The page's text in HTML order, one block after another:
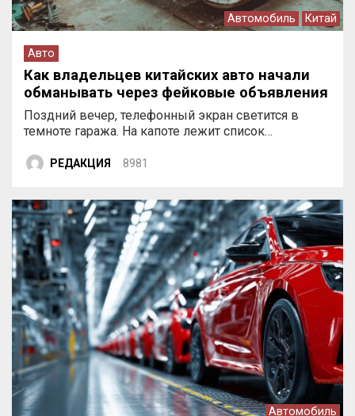
Автомобиль Китай
Авто
Как владельцев китайских авто начали
обманывать через фейковые объявления
Поздний вечер, телефонный экран светится в
темноте гаража. На капоте лежит список…
РЕДАКЦИЯ 8981
Автомобиль